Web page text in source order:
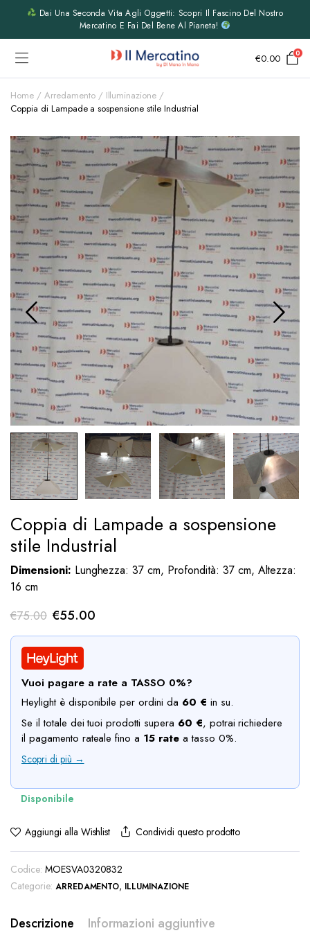
Dai Una Seconda Vita Agli Oggetti: Scopri Il Fascino Del Nostro
Mercatino E Fai Del Bene Al Pianeta!
€0.00 0
Home Arredamento
Illuminazione
Coppia di Lampade a sospensione stile Industrial
Coppia di Lampade a sospensione
stile Industrial
Dimensioni: Lunghezza: 37 cm, Profondità: 37 cm, Altezza:
16 cm
€75.00 Il
prezzo
originale
era:
€75.00.
€55.00Il
prezzo
€55.00.
Vuoi pagare a rate a TASSO 0%?
Heylight è disponibile per ordini da 60 € in su.
Se il totale dei tuoi prodotti supera 60 €, potrai richiedere
il pagamento rateale fino a 15 ratea tasso 0%.
Scopri di più →
Aggiungi alla Wishlist Condividi questo prodotto
Codice: MOESVA0320832
Categorie: ARREDAMENTO, ILLUMINAZIONE
Descrizione Informazioni aggiuntive